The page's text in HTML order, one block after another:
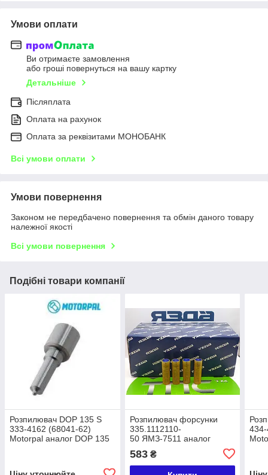
Умови оплати
Ви отримаєте замовлення
або гроші повернуться на вашу картку
Детальніше
Післяплата
Оплата на рахунок
Оплата за реквізитами МОНОБАНК
Всі умови оплати
Умови повернення
Законом не передбачено повернення та обмін даного товару
належної якості
Всі умови повернення
Подібні товари компанії
Розпилювач DOP 135 S
333-4162 (68041-62)
Motorpal аналог DOP 135
Розпилювач форсунки
335.1112110-
50 ЯМЗ-7511 аналог
0511
583₴